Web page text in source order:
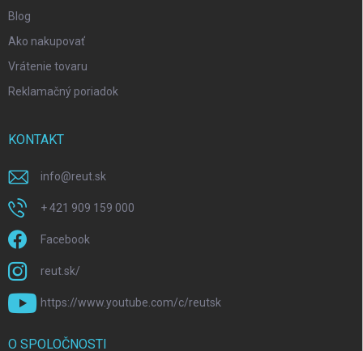
Blog
Ako nakupovať
Vrátenie tovaru
Reklamačný poriadok
KONTAKT
info@reut.sk
+ 421 909 159 000
Facebook
reut.sk/
https://www.youtube.com/c/reutsk
O SPOLOČNOSTI